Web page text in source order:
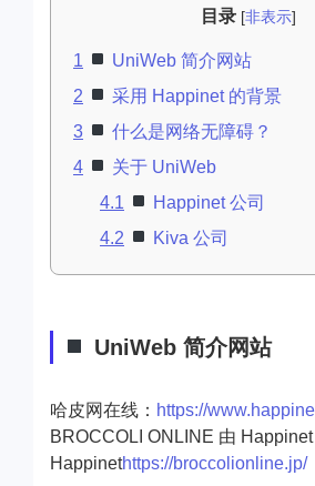
目录 [非表示]
1
UniWeb 简介网站
2
采用 Happinet 的背景
3
什么是网络无障碍？
4
关于 UniWeb
4.1
Happinet 公司
4.2
Kiva 公司
UniWeb 简介网站
哈皮网在线： https://
BROCCOLI ONLINE 由 Happinet
Happinethttps://broccolionline.jp/